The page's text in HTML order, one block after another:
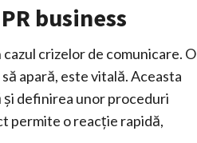
business
crizelor de comunicare. O
apară, este vitală. Aceasta
definirea unor proceduri
permite o reacție rapidă,